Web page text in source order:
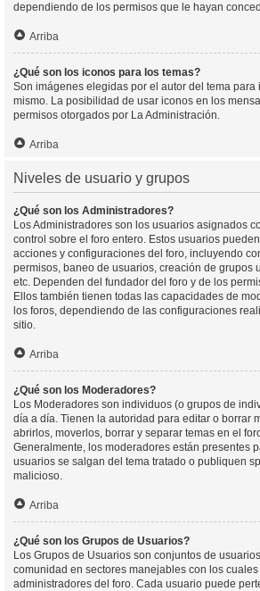
dependiendo de los permisos que le hayan
Arriba
¿Qué son los iconos para los temas?
Son imágenes elegidas por el autor del tema para
mismo. La posibilidad de usar iconos en los
permisos otorgados por La Administración.
Arriba
Niveles de usuario y grupos
¿Qué son los Administradores?
Los Administradores son los usuarios asignados
control sobre el foro entero. Estos usuarios
acciones y configuraciones del foro, incluyendo
permisos, baneo de usuarios, creación de grupos
etc. Dependen del fundador del foro y de los
Ellos también tienen todas las capacidades de
los foros, dependiendo de las configuraciones
sitio.
Arriba
¿Qué son los Moderadores?
Los Moderadores son individuos (o grupos de
día a día. Tienen la autoridad para editar o borrar
abrirlos, moverlos, borrar y separar temas en el
Generalmente, los moderadores están presentes
usuarios se salgan del tema tratado o publiquen
malicioso.
Arriba
¿Qué son los Grupos de Usuarios?
Los Grupos de Usuarios son conjuntos de
comunidad en sectores manejables con los
administradores del foro. Cada usuario puede